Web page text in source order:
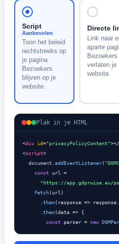
Script
Aanbevolen
Toon het beleid
rechtstreeks op
je pagina.
Bezoekers
blijven op je
website.
Directe
Link naar
aparte
Bezoekers
verlaten je
website.
Plak in je HTML
<div id="privacyPolicyContent"></
<script>
document
addEventListener(
const url =
"https://app.gdprwise.eu/
fetch(url)
then(response => response.
then(data => {
const parser = new